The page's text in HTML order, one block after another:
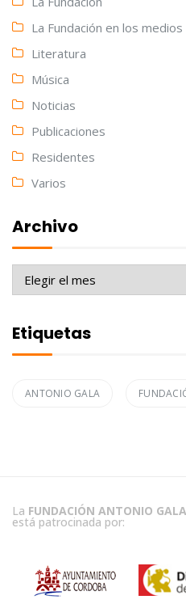
La Fundación en los medios
Literatura
Música
Noticias
Publicaciones
Residentes
Varios
Archivo
Archivo
Etiquetas
ANTONIO GALA
La FUNDACIÓN ANTONIO
está patrocinada por: